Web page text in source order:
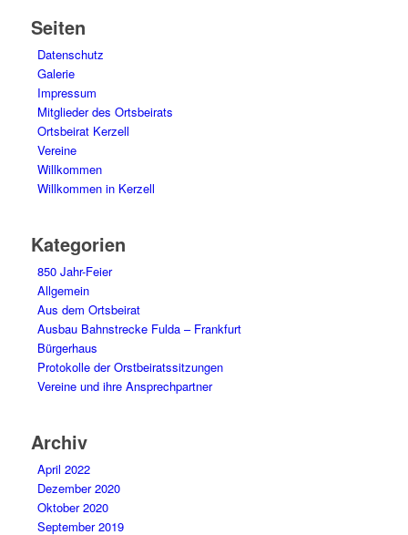
Seiten
Datenschutz
Galerie
Impressum
Mitglieder des Ortsbeirats
Ortsbeirat Kerzell
Vereine
Willkommen
Willkommen in Kerzell
Kategorien
850 Jahr-Feier
Allgemein
Aus dem Ortsbeirat
Ausbau Bahnstrecke Fulda – Frankfurt
Bürgerhaus
Protokolle der Orstbeiratssitzungen
Vereine und ihre Ansprechpartner
Archiv
April 2022
Dezember 2020
Oktober 2020
September 2019